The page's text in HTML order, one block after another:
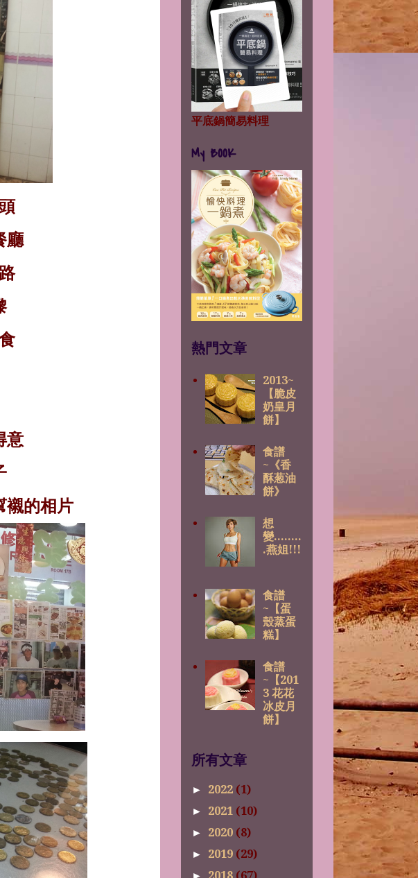
廳
意
襯的相片
平底鍋簡易料理
My BOOK
熱門文章
2013~
【脆皮
奶皇月
餅】
食譜
~《香
酥葱油
餅》
想
變........
.燕姐!!!
食譜
~【蛋
殼蒸蛋
糕】
食譜
~【201
3 花花
冰皮月
餅】
所有文章
► 2022 (1)
► 2021 (10)
► 2020 (8)
► 2019 (29)